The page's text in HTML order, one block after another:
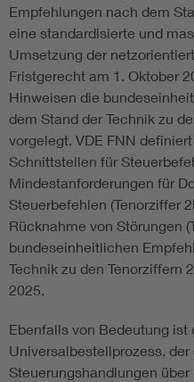
Empfehlungen nach dem
eine standardisierte und
Umsetzung der
Fristgerecht am 1. Oktober
Hinweisen die
dem Stand der Technik zu
vorgelegt. VDE FNN
Schnittstellen für
Mindestanforderungen für
Steuerbefehlen (Tenorziffer
Rücknahme von Störungen
bundeseinheitlichen
Technik zu den Tenorziffern
2025.
Ebenfalls von Bedeutung ist
Universalbestellprozess,
Steuerungshandlungen